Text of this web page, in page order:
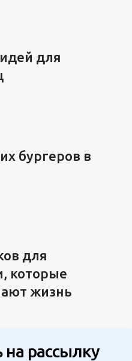
для
бургеров в
для
которые
жизнь
рассылку